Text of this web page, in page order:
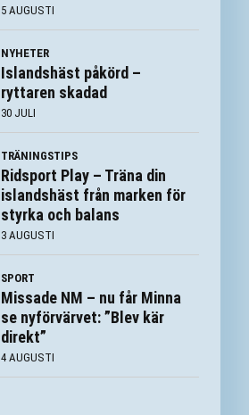
5 AUGUSTI
NYHETER
Islandshäst påkörd –
ryttaren skadad
30 JULI
TRÄNINGSTIPS
Ridsport Play – Träna din
islandshäst från marken för
styrka och balans
3 AUGUSTI
SPORT
Missade NM – nu får Minna
se nyförvärvet: ”Blev kär
direkt”
4 AUGUSTI